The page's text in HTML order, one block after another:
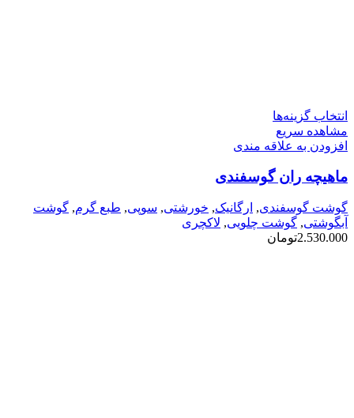
انتخاب گزینه‌ها
دارای
مختلفی
می
باشد.
گزینه
ها
مشاهده سریع
افزودن به علاقه مندی
ماهیچه ران گوسفندی
گوشت گوسفندی, ارگانیک, خورشتی, سوپی, طبع گرم, گوشت
آبگوشتی, گوشت چلویی, لاکچری
2.530.000تومان